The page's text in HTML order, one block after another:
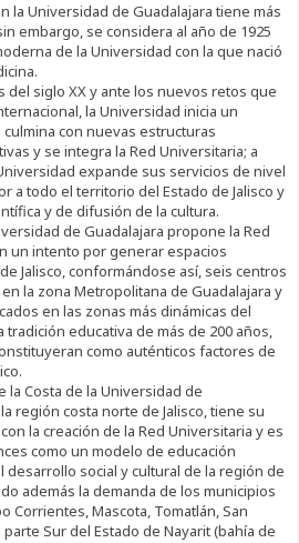
la Universidad de Guadalajara tiene más
embargo, se considera al año de 1925
de la Universidad con la que nació
del siglo XX y ante los nuevos retos que
la Universidad inicia un
con nuevas estructuras
y se integra la Red Universitaria; a
expande sus servicios de nivel
a todo el territorio del Estado de Jalisco y
y de difusión de la cultura.
de Guadalajara propone la Red
un intento por generar espacios
Jalisco, conformándose así, seis centros
la zona Metropolitana de Guadalajara y
en las zonas más dinámicas del
tradición educativa de más de 200 años,
como auténticos factores de
la Costa de la Universidad de
región costa norte de Jalisco, tiene su
la creación de la Red Universitaria y es
como un modelo de educación
desarrollo social y cultural de la región de
además la demanda de los municipios
Corrientes, Mascota, Tomatlán, San
Sur del Estado de Nayarit (bahía de